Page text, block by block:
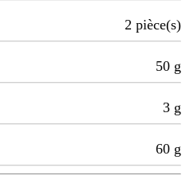
2 pièce(s)
50 g
3 g
60 g